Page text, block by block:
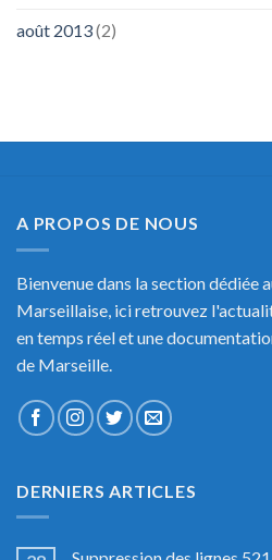
août 2013(2)
A PROPOS DE NOUS
Bienvenue dans la section dédiée
Marseillaise, ici retrouvez
en temps réel et une
de Marseille.
DERNIERS ARTICLES